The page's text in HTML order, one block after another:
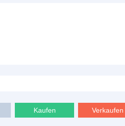
Verkaufen
Kaufen